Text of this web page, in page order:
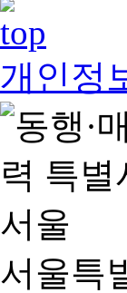
개인정
서울특